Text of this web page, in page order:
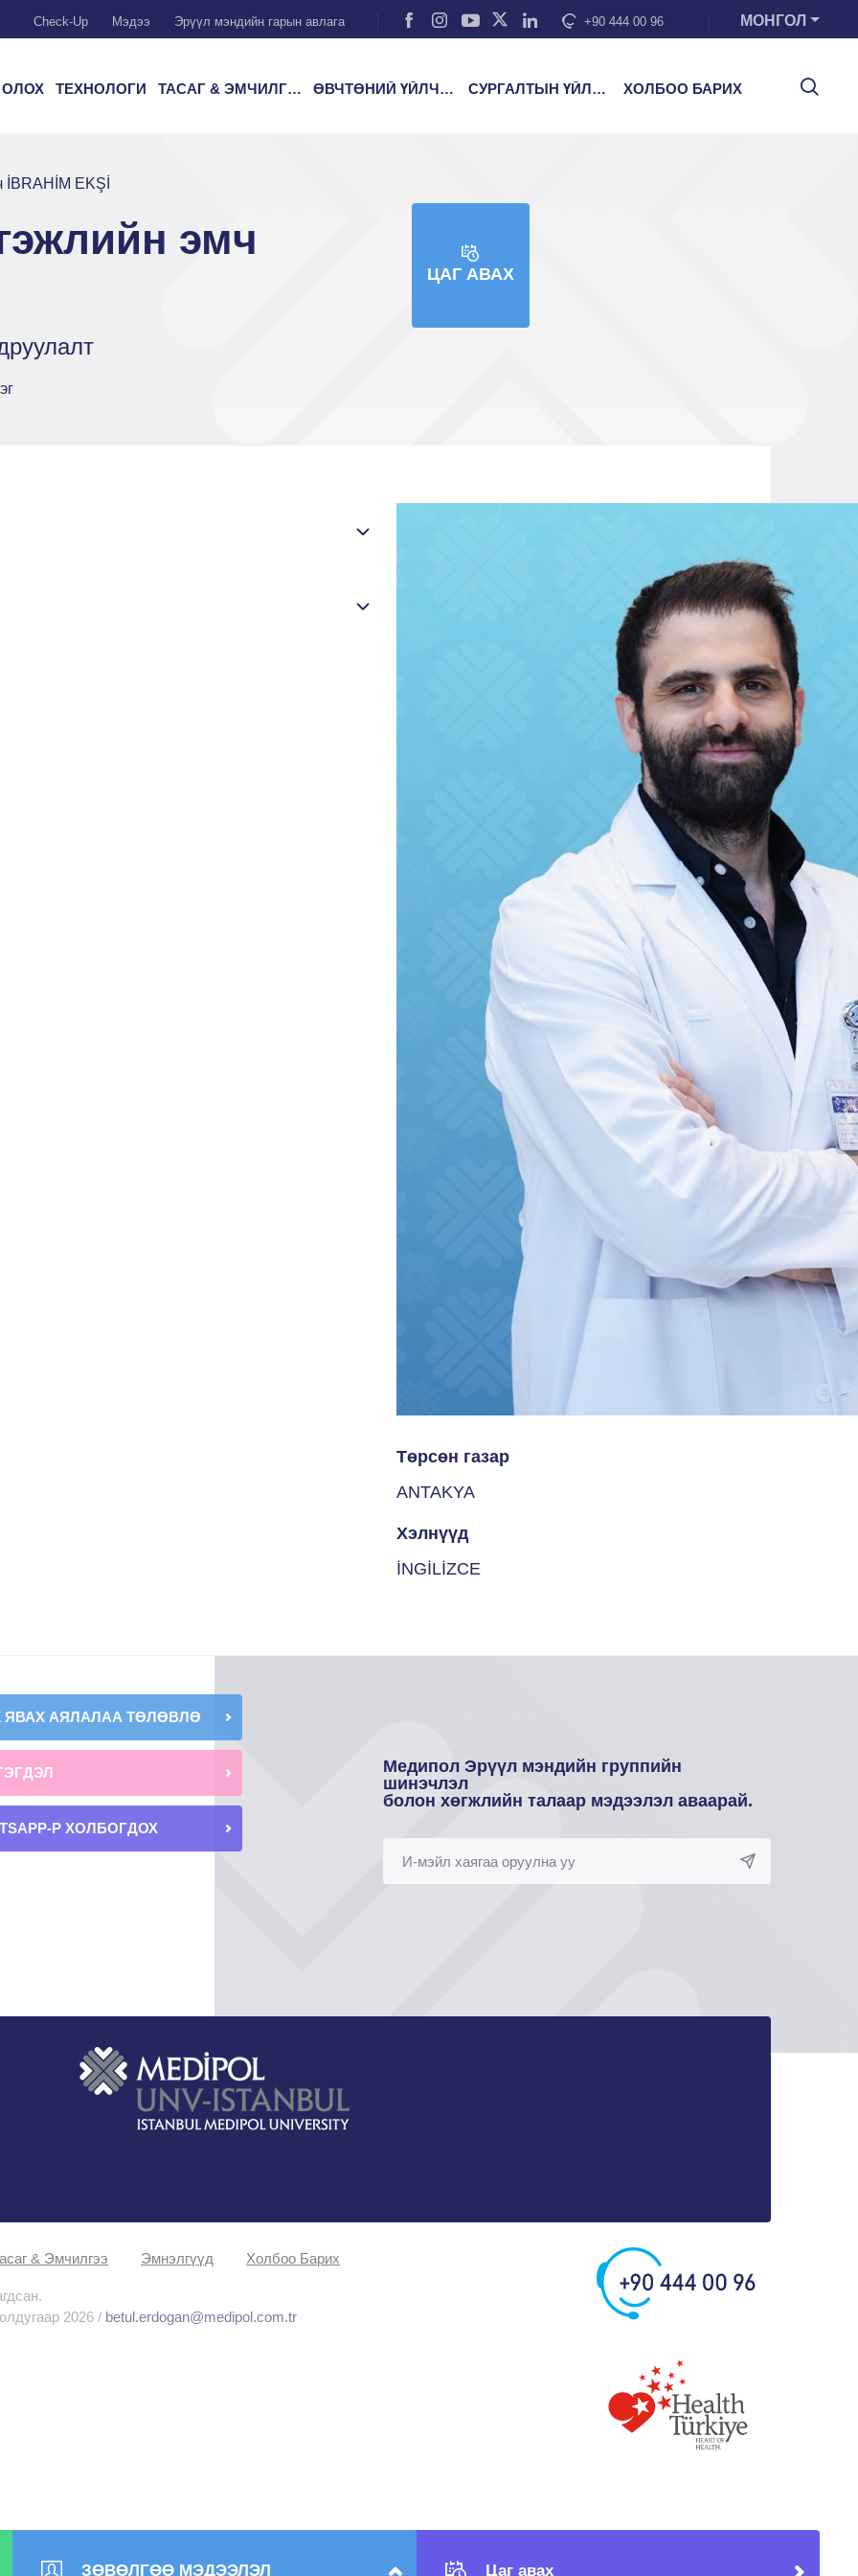
Check-Up Мэдээ Эрүүл мэндийн гарын авлага +90 444 00 96 МОНГОЛ
ТЕХНОЛОГИ ТАСАГ & ЭМЧИЛГЭЭ ӨВЧТӨНИЙ ҮЙЛЧИЛГЭЭ СУРГАЛТЫН ҮЙЛЧИЛГЭЭ ХОЛБОО БАРИХ
EKŞİ
эмч
ЦАГ АВАХ
Төрсөн газар
ANTAKYA
Хэлнүүд
İNGİLİZCE
ЯВАХ АЯЛАЛАА ТӨЛӨВЛӨ
Р ХОЛБОГДОХ
Медипол Эрүүл мэндийн группийн
шинэчлэл
болон хөгжлийн талаар мэдээлэл аваарай.
& Эмчилгээ Эмнэлгүүд Холбоо Барих
2026 / betul.erdogan@medipol.com.tr
ЗӨВӨЛГӨӨ МЭДЭЭЛЭЛ Цаг авах